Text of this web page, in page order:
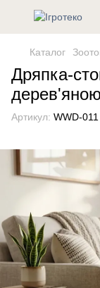
Каталог
Дряпка-
Артикул: WWD-011